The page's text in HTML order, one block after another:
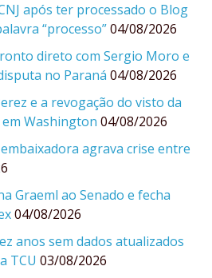
após ter processado o Blog
“processo” 04/08/2026
direto com Sergio Moro e
no Paraná 04/08/2026
e a revogação do visto da
Washington 04/08/2026
agrava crise entre
Graeml ao Senado e fecha
04/08/2026
anos sem dados atualizados
TCU 03/08/2026